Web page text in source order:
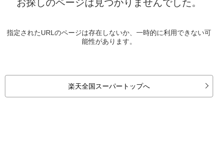
お探しのページは見つかりませんでした。
指定されたURLのページは存在しないか、一時的に利用できない可
能性があります。
楽天全国スーパートップへ